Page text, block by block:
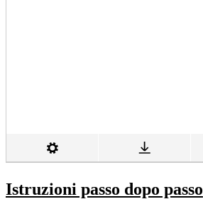
Istruzioni passo dopo passo